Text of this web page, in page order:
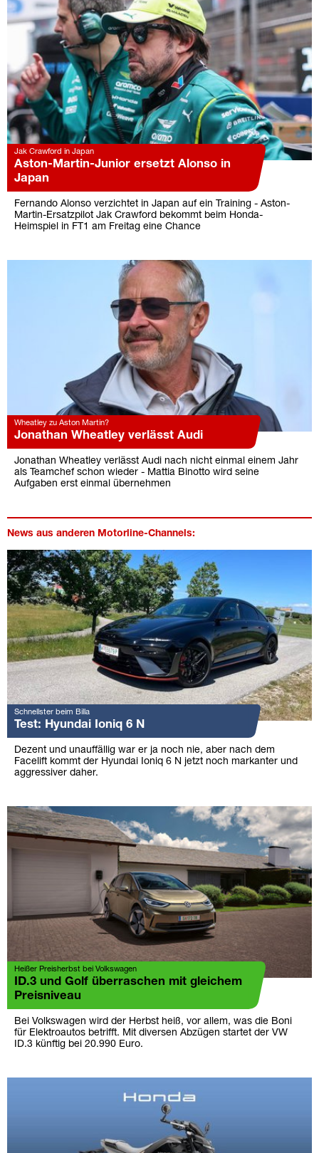
Jak Crawford in Japan
Aston-Martin-Junior ersetzt Alonso in
Japan
Fernando Alonso verzichtet in Japan auf ein Training - Aston-
Martin-Ersatzpilot Jak Crawford bekommt beim Honda-
Heimspiel in FT1 am Freitag eine Chance
Wheatley zu Aston Martin?
Jonathan Wheatley verlässt Audi
Jonathan Wheatley verlässt Audi nach nicht einmal einem Jahr
als Teamchef schon wieder - Mattia Binotto wird seine
Aufgaben erst einmal übernehmen
News aus anderen Motorline-Channels:
Schnellster beim Billa
Test: Hyundai Ioniq 6 N
Dezent und unauffällig war er ja noch nie, aber nach dem
Facelift kommt der Hyundai Ioniq 6 N jetzt noch markanter und
aggressiver daher.
Heißer Preisherbst bei Volkswagen
ID.3 und Golf überraschen mit gleichem
Preisniveau
Bei Volkswagen wird der Herbst heiß, vor allem, was die Boni
für Elektroautos betrifft. Mit diversen Abzügen startet der VW
ID.3 künftig bei 20.990 Euro.